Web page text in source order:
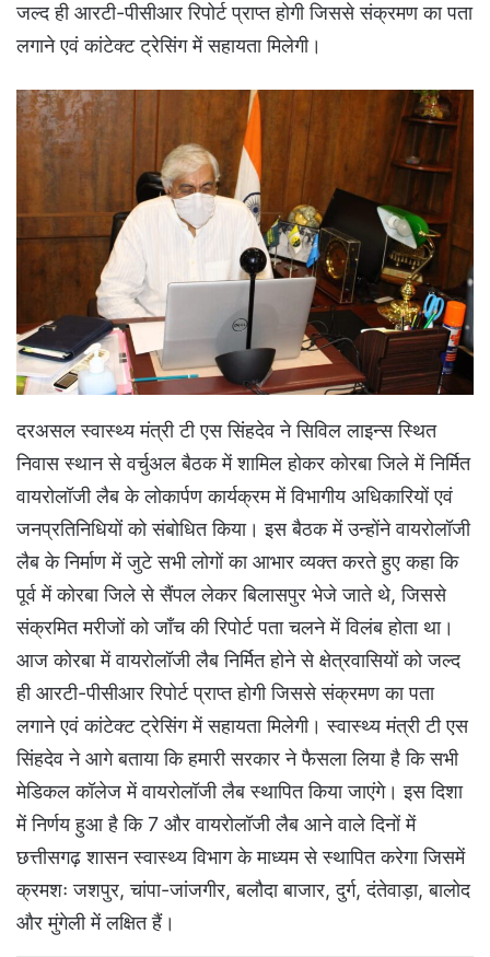
जल्द ही आरटी-पीसीआर रिपोर्ट प्राप्त होगी जिससे संक्रमण का पता
लगाने एवं कांटेक्ट ट्रेसिंग में सहायता मिलेगी।
दरअसल स्वास्थ्य मंत्री टी एस सिंहदेव ने सिविल लाइन्स स्थित
निवास स्थान से वर्चुअल बैठक में शामिल होकर कोरबा जिले में निर्मित
वायरोलॉजी लैब के लोकार्पण कार्यक्रम में विभागीय अधिकारियों एवं
जनप्रतिनिधियों को संबोधित किया। इस बैठक में उन्होंने वायरोलॉजी
लैब के निर्माण में जुटे सभी लोगों का आभार व्यक्त करते हुए कहा कि
पूर्व में कोरबा जिले से सैंपल लेकर बिलासपुर भेजे जाते थे, जिससे
संक्रमित मरीजों को जाँच की रिपोर्ट पता चलने में विलंब होता था।
आज कोरबा में वायरोलॉजी लैब निर्मित होने से क्षेत्रवासियों को जल्द
ही आरटी-पीसीआर रिपोर्ट प्राप्त होगी जिससे संक्रमण का पता
लगाने एवं कांटेक्ट ट्रेसिंग में सहायता मिलेगी। स्वास्थ्य मंत्री टी एस
सिंहदेव ने आगे बताया कि हमारी सरकार ने फैसला लिया है कि सभी
मेडिकल कॉलेज में वायरोलॉजी लैब स्थापित किया जाएंगे। इस दिशा
में निर्णय हुआ है कि 7 और वायरोलॉजी लैब आने वाले दिनों में
छत्तीसगढ़ शासन स्वास्थ्य विभाग के माध्यम से स्थापित करेगा जिसमें
क्रमशः जशपुर, चांपा-जांजगीर, बलौदा बाजार, दुर्ग, दंतेवाड़ा, बालोद
और मुंगेली में लक्षित हैं।